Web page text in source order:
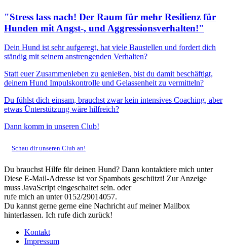
"Stress lass nach! Der Raum für mehr Resilienz für
Hunden mit Angst-, und Aggressionsverhalten!"
Dein Hund ist sehr aufgeregt, hat viele Baustellen und fordert dich
ständig mit seinem anstrengenden Verhalten?
Statt euer Zusammenleben zu genießen, bist du damit beschäftigt,
deinem Hund Impulskontrolle und Gelassenheit zu vermitteln?
Du fühlst dich einsam, brauchst zwar kein intensives Coaching, aber
etwas Ünterstützung wäre hilfreich?
Dann komm in unseren Club!
Schau dir unseren Club an!
Du brauchst Hilfe für deinen Hund? Dann kontaktiere mich unter
Diese E-Mail-Adresse ist vor Spambots geschützt! Zur Anzeige
muss JavaScript eingeschaltet sein. oder
rufe mich an unter 0152/29014057.
Du kannst gerne gerne eine Nachricht auf meiner Mailbox
hinterlassen. Ich rufe dich zurück!
Kontakt
Impressum